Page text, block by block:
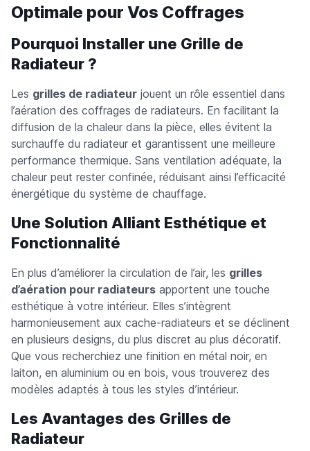
Optimale pour Vos Coffrages
Pourquoi Installer une Grille de
Radiateur ?
Les grilles de radiateur jouent un rôle essentiel dans
l’aération des coffrages de radiateurs. En facilitant la
diffusion de la chaleur dans la pièce, elles évitent la
surchauffe du radiateur et garantissent une meilleure
performance thermique. Sans ventilation adéquate, la
chaleur peut rester confinée, réduisant ainsi l’efficacité
énergétique du système de chauffage.
Une Solution Alliant Esthétique et
Fonctionnalité
En plus d’améliorer la circulation de l’air, les grilles
d’aération pour radiateurs apportent une touche
esthétique à votre intérieur. Elles s’intègrent
harmonieusement aux cache-radiateurs et se déclinent
en plusieurs designs, du plus discret au plus décoratif.
Que vous recherchiez une finition en métal noir, en
laiton, en aluminium ou en bois, vous trouverez des
modèles adaptés à tous les styles d’intérieur.
Les Avantages des Grilles de
Radiateur